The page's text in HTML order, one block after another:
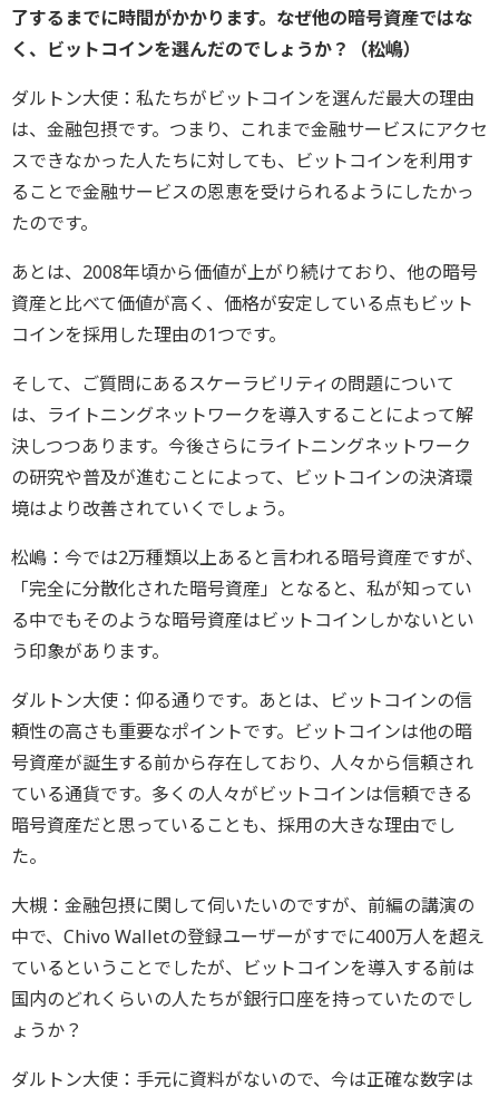
了するまでに時間がかかります。なぜ他の暗号資産ではな
く、ビットコインを選んだのでしょうか？（松嶋）
ダルトン大使：私たちがビットコインを選んだ最大の理由
は、金融包摂です。つまり、これまで金融サービスにアクセ
スできなかった人たちに対しても、ビットコインを利用す
ることで金融サービスの恩恵を受けられるようにしたかっ
たのです。
あとは、2008年頃から価値が上がり続けており、他の暗号
資産と比べて価値が高く、価格が安定している点もビット
コインを採用した理由の1つです。
そして、ご質問にあるスケーラビリティの問題について
は、ライトニングネットワークを導入することによって解
決しつつあります。今後さらにライトニングネットワーク
の研究や普及が進むことによって、ビットコインの決済環
境はより改善されていくでしょう。
松嶋：今では2万種類以上あると言われる暗号資産ですが、
「完全に分散化された暗号資産」となると、私が知ってい
る中でもそのような暗号資産はビットコインしかないとい
う印象があります。
ダルトン大使：仰る通りです。あとは、ビットコインの信
頼性の高さも重要なポイントです。ビットコインは他の暗
号資産が誕生する前から存在しており、人々から信頼され
ている通貨です。多くの人々がビットコインは信頼できる
暗号資産だと思っていることも、採用の大きな理由でし
た。
大槻：金融包摂に関して伺いたいのですが、前編の講演の
中で、Chivo Walletの登録ユーザーがすでに400万人を超え
ているということでしたが、ビットコインを導入する前は
国内のどれくらいの人たちが銀行口座を持っていたのでし
ょうか？
ダルトン大使：手元に資料がないので、今は正確な数字は